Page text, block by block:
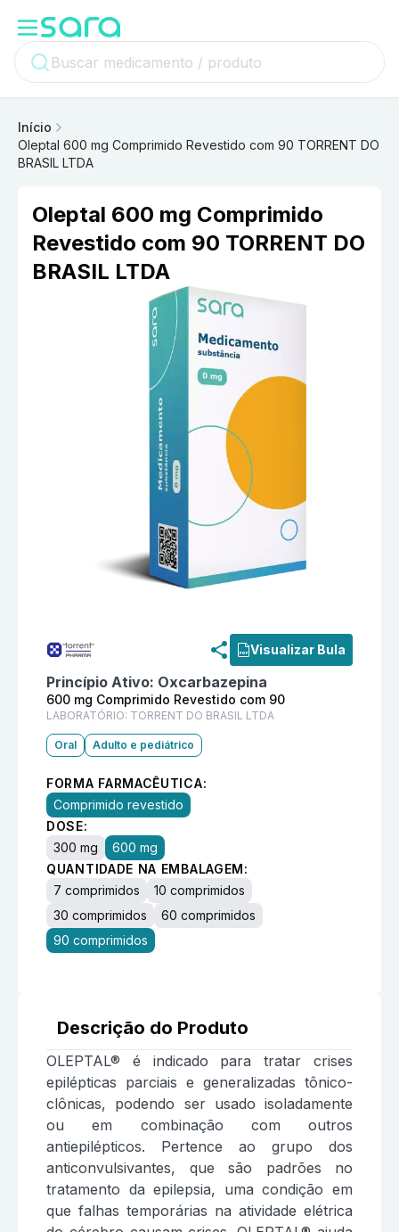
Início
Oleptal 600 mg Comprimido Revestido com 90 TORRENT DO
BRASIL LTDA
Oleptal 600 mg Comprimido
Revestido com 90 TORRENT DO
BRASIL LTDA
Visualizar Bula
Princípio Ativo: Oxcarbazepina
600 mg Comprimido Revestido com 90
LABORATÓRIO: TORRENT DO BRASIL LTDA
Oral Adulto e pediátrico
FORMA FARMACÊUTICA:
Comprimido revestido
DOSE:
300 mg
600 mg
QUANTIDADE NA EMBALAGEM:
7 comprimidos
10 comprimidos
30 comprimidos
60 comprimidos
90 comprimidos
Descrição do Produto
OLEPTAL® é indicado para tratar crises
epilépticas parciais e generalizadas tônico-
clônicas, podendo ser usado isoladamente
ou em combinação com outros
antiepilépticos. Pertence ao grupo dos
anticonvulsivantes, que são padrões no
tratamento da epilepsia, uma condição em
que falhas temporárias na atividade elétrica